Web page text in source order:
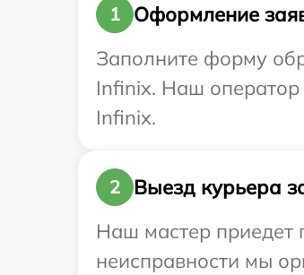
1
Оформление
Заполните форму
Infinix. Наш оператор
Infinix.
2
Выезд курьера
Наш мастер приедет
неисправности мы